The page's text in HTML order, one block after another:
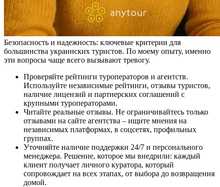
Безопасность и надежность: ключевые критерии для
большинства украинских туристов. По моему опыту, именно
эти вопросы чаще всего вызывают тревогу.
Проверяйте рейтинги туроператоров и агентств.
Используйте независимые рейтинги, отзывы туристов,
наличие лицензий и партнерских соглашений с
крупными туроператорами.
Читайте реальные отзывы. Не ограничивайтесь только
отзывами на сайте агентства – ищите мнения на
независимых платформах, в соцсетях, профильных
группах.
Уточняйте наличие поддержки 24/7 и персонального
менеджера. Решение, которое мы внедрили: каждый
клиент получает личного куратора, который
сопровождает на всех этапах, от выбора до возвращения
домой.